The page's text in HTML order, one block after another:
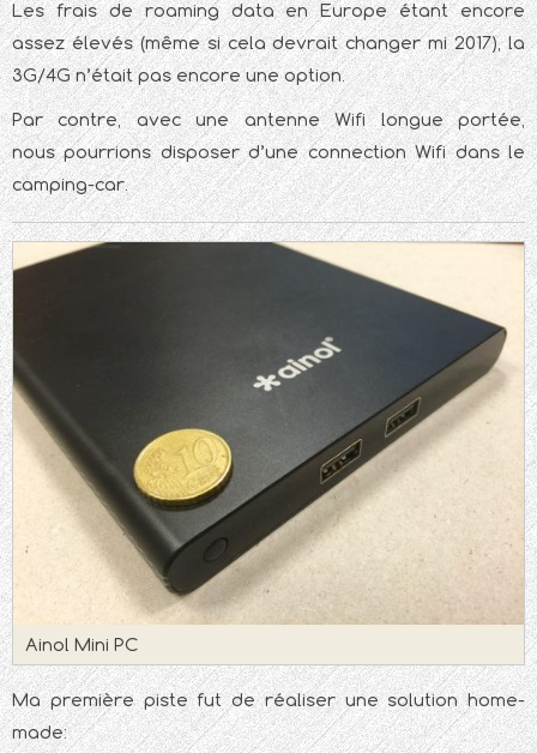
Les frais de roaming data en Europe étant encore
assez élevés (même si cela devrait changer mi 2017), la
3G/4G n’était pas encore une option.
Par contre, avec une antenne Wifi longue portée,
nous pourrions disposer d’une connection Wifi dans le
camping-car.
Ainol Mini PC
Ma première piste fut de réaliser une solution home-
made: